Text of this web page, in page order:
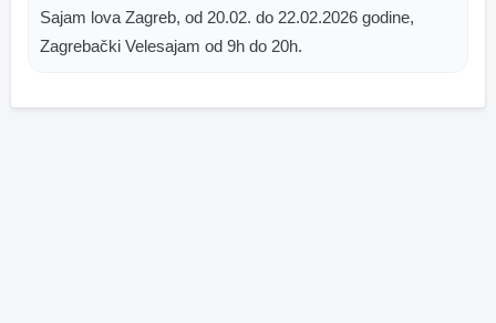
Sajam lova Zagreb, od 20.02. do 22.02.2026 godine,
Zagrebački Velesajam od 9h do 20h.